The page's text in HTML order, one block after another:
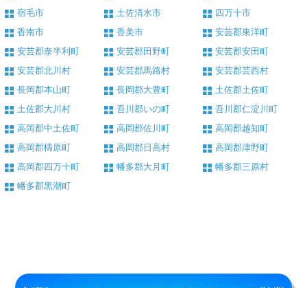
宿毛市
土佐清水市
四万十市
香南市
香美市
安芸郡東洋町
安芸郡奈半利町
安芸郡田野町
安芸郡安田町
安芸郡北川村
安芸郡馬路村
安芸郡芸西村
長岡郡本山町
長岡郡大豊町
土佐郡土佐町
土佐郡大川村
吾川郡いの町
吾川郡仁淀川町
高岡郡中土佐町
高岡郡佐川町
高岡郡越知町
高岡郡檮原町
高岡郡日高村
高岡郡津野町
高岡郡四万十町
幡多郡大月町
幡多郡三原村
幡多郡黒潮町